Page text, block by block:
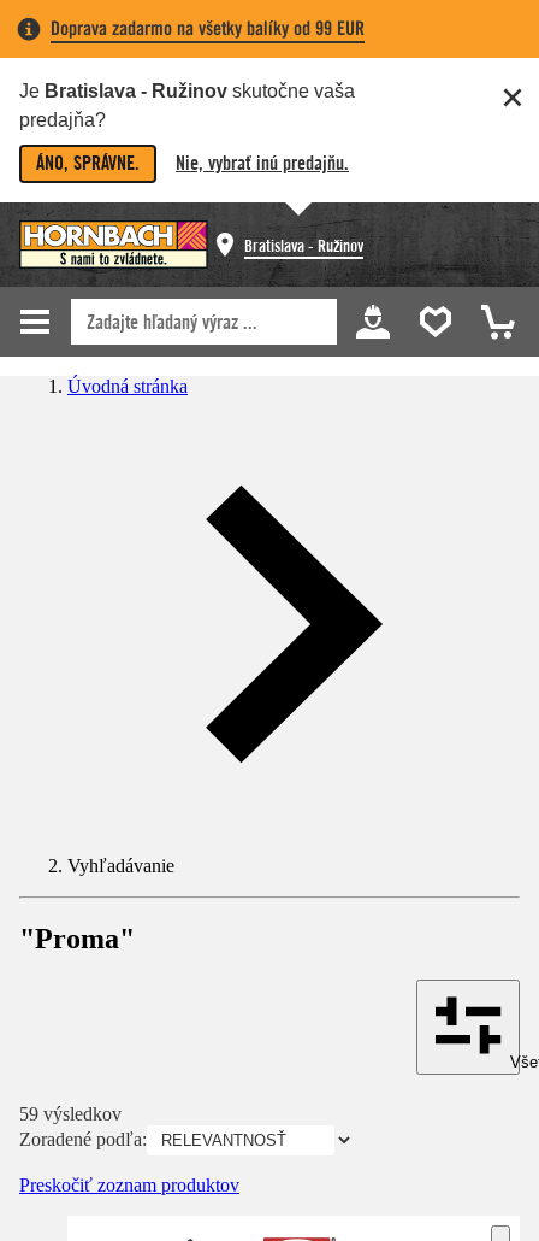
Doprava zadarmo na všetky balíky od 99 EUR
Je Bratislava - Ružinov skutočne vaša
predajňa?
ÁNO, SPRÁVNE. Nie, vybrať inú predajňu.
Bratislava - Ružinov
Úvodná stránka
Vyhľadávanie
"Proma"
59 výsledkov
Zoradené podľa:
Preskočiť zoznam produktov